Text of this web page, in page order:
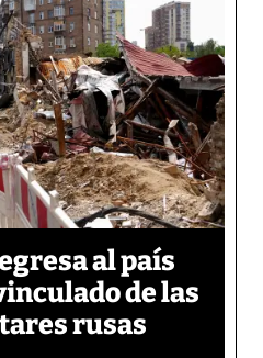
al país
de las
rusas